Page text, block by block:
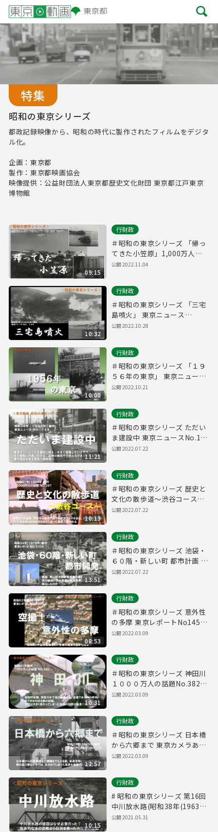
特集
昭和の東京シリーズ
都政記録映像から、昭和の時代に製作されたフィルムをデジタ
ル化。
企画：東京都
製作：東京都映画協会
映像提供：公益財団法人東京都歴史文化財団 東京都江戸東京
博物館
09:15
行財政
＃昭和の東京シリーズ 「帰っ
てきた小笠原」1,000万人の
話題No.209（昭和４３年）
公開 2022.11.04
10:32
行財政
＃昭和の東京シリーズ 「三宅
島噴火」 東京ニュース
No.138（昭和３７年）
公開 2022.10.28
10:00
行財政
＃昭和の東京シリーズ 「１９
５６年の東京」 東京ニュース
No.78（昭和３２年）
公開 2022.10.21
11:21
行財政
＃昭和の東京シリーズ ただい
ま建設中 東京ニュースNo.144
（昭和３８年）
公開 2022.07.22
10:13
行財政
＃昭和の東京シリーズ 歴史と
文化の散歩道～渋谷コース～
-１０００万人の話題No.387-
公開 2022.07.22
13:51
行財政
＃昭和の東京シリーズ 池袋・
６０階・新しい町 都市計画 東
京レポートNo.1035（昭和５
公開 2022.07.22
08:53
行財政
＃昭和の東京シリーズ 意外性
の多摩 東京レポートNo1455
(昭和６２年）
公開 2022.03.09
10:31
行財政
＃昭和の東京シリーズ 神田川
１０００万人の話題No.382
(昭和６１年）
公開 2022.03.09
12:57
行財政
＃昭和の東京シリーズ 日本橋
から六郷まで 東京カメラある
記No.152 (昭和３７年）
公開 2022.03.09
10:15
行財政
# 昭和の東京シリーズ 第16回
中川放水路(昭和38年(1963
年)4月制作）
公開 2021.05.31